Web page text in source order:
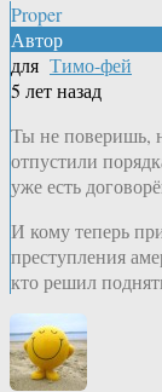
Proper
Автор
для Тимо-фей
5 лет назад
Ты не поверишь,
отпустили
уже есть
И кому теперь
преступления
кто решил